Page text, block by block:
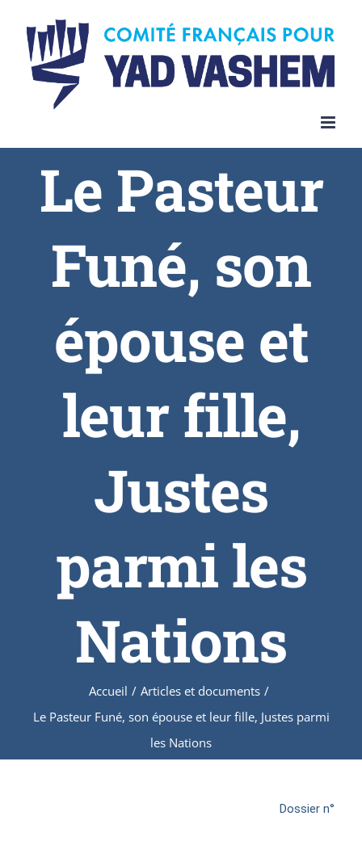
Le Pasteur
Funé, son
épouse et
leur fille,
Justes
parmi les
Nations
Accueil / Articles et documents /
Le Pasteur Funé, son épouse et leur fille, Justes parmi
les Nations
Dossier n°